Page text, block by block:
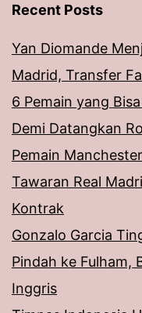
Recent Posts
Yan Diomande
Madrid, Transfer
6 Pemain yang
Demi Datangkan
Pemain
Tawaran Real
Kontrak
Gonzalo Garcia
Pindah ke Fulham,
Inggris